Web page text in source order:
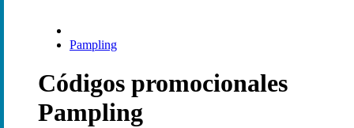
Pampling
Códigos promocionales
Pampling